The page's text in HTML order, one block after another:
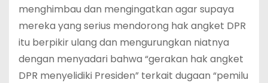
menghimbau dan mengingatkan agar supaya
mereka yang serius mendorong hak angket DPR
itu berpikir ulang dan mengurungkan niatnya
dengan menyadari bahwa “gerakan hak angket
DPR menyelidiki Presiden” terkait dugaan “pemilu